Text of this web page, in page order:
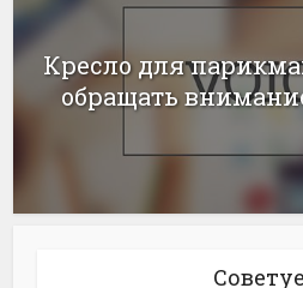
Кресло для
обращать